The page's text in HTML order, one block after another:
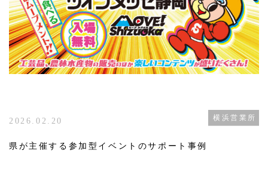
2026.02.20 横浜営業所
県が主催する参加型イベントのサポート事例